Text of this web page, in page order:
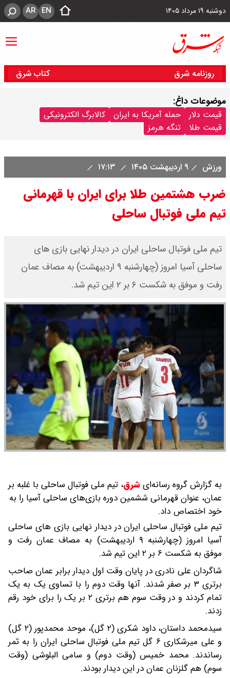
دوشنبه ۱۹ مرداد ۱۴۰۵ EN
AR
روزنامه شرق کتاب شرق
موضوعات داغ:
قیمت دلار حمله آمریکا به ایران
کالابرگ الکترونیکی
قیمت طلا
تنگه هرمز
ورزش ۹ اردیبهشت ۱۴۰۵
ضرب هشتمین طلا برای ایران با قهرمانی
تیم ملی فوتبال ساحلی
تیم ملی فوتبال ساحلی ایران در دیدار نهایی بازی های
ساحلی آسیا امروز (چهارشنبه ۹ اردیبهشت) به مصاف عمان
رفت و موفق به شکست ۶ بر ۲ این تیم شد.
به گزارش گروه رسانه‌ایشرق، تیم ملی فوتبال ساحلی با غلبه بر
عمان، عنوان قهرمانی ششمین دوره بازی‌های ساحلی آسیا را به
خود اختصاص داد.
تیم ملی فوتبال ساحلی ایران در دیدار نهایی بازی های ساحلی
آسیا امروز (چهارشنبه ۹ اردیبهشت) به مصاف عمان رفت و
موفق به شکست ۶ بر ۲ این تیم شد.
شاگردان علی نادری در پایان وقت اول دیدار برابر عمان صاحب
برتری ۳ بر صفر شدند. آنها وقت دوم را با تساوی یک به یک
تمام کردند و در وقت سوم هم برتری ۲ بر یک را برای خود رقم
زدند.
سیدمحمد داستان، داود شکری (۲ گل)، موحد محمدپور (۲ گل)
و علی میرشکاری ۶ گل تیم ملی فوتبال ساحلی ایران را به ثمر
رساندند. محمد خمیس (وقت دوم) و سامی البلوشی (وقت
سوم) هم گلزنان عمان در این دیدار بودند.